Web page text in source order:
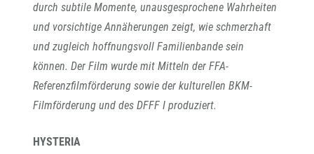
durch subtile Momente, unausgesprochene Wahrheiten
und vorsichtige Annäherungen zeigt, wie schmerzhaft
und zugleich hoffnungsvoll Familienbande sein
können. Der Film wurde mit Mitteln der FFA-
Referenzfilmförderung sowie der kulturellen BKM-
Filmförderung und des DFFF I produziert.
HYSTERIA